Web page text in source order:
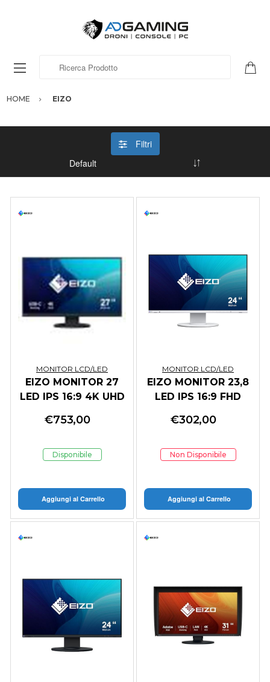
HOME EIZO
Filtri
MONITOR LCD/LED
EIZO MONITOR 27
LED IPS 16:9 4K UHD
USB-C, DP/HDMI,
ANNI
€753,00
Disponibile
Aggiungi al Carrello
MONITOR LCD/LED
EIZO MONITOR 23,8
LED IPS 16:9 FHD
PIVOT, HUB USB,
EV2400R-WT,
€302,00
Non Disponibile
Aggiungi al Carrello